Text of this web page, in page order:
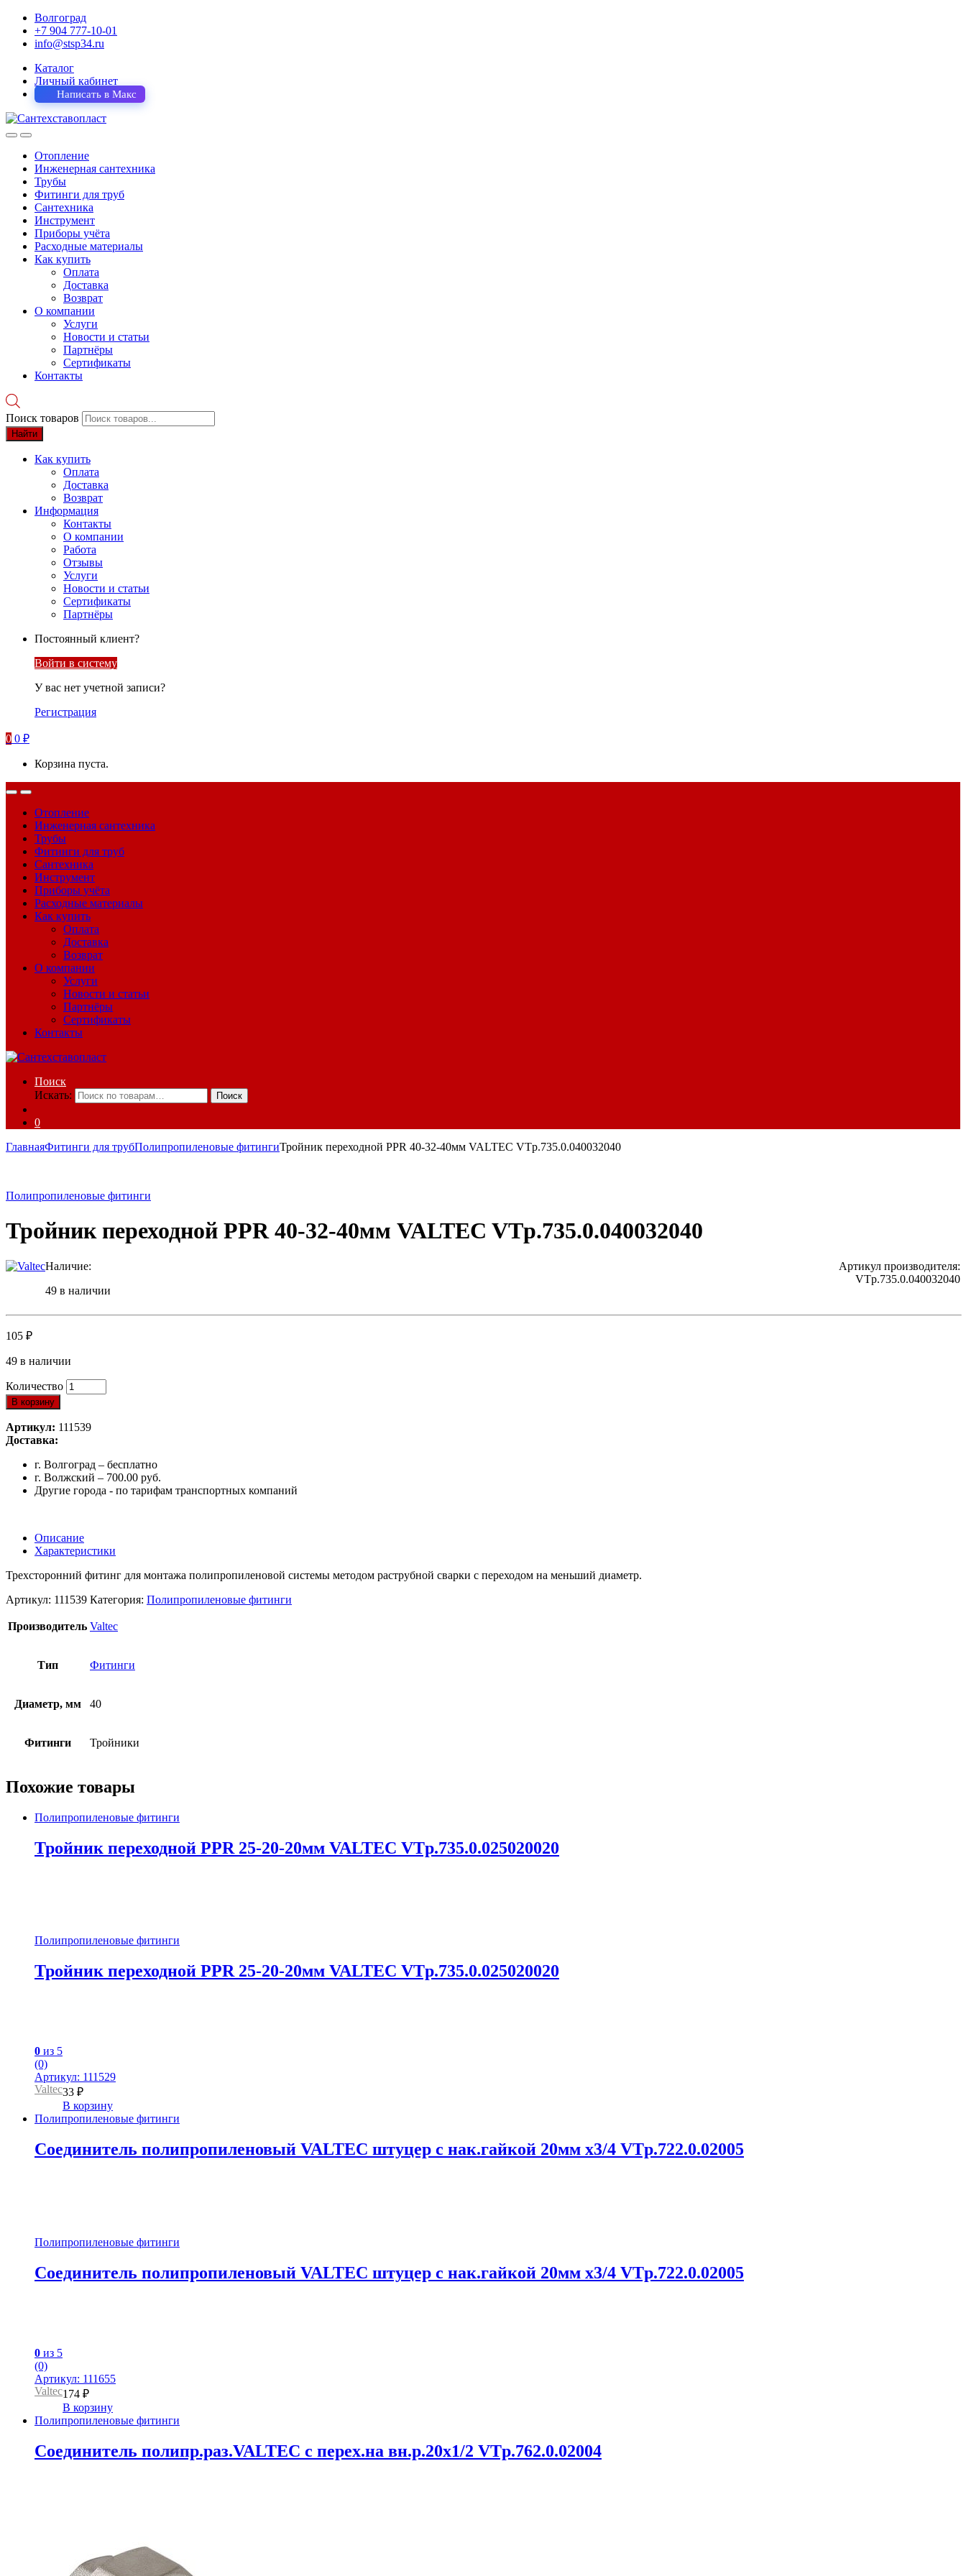
Волгоград
+7 904 777-10-01
info@stsp34.ru
Каталог
Личный кабинет
Написать в Макс
Отопление
Инженерная сантехника
Трубы
Фитинги для труб
Сантехника
Инструмент
Приборы учёта
Расходные материалы
Как купить
Оплата
Доставка
Возврат
О компании
Услуги
Новости и статьи
Партнёры
Сертификаты
Контакты
Поиск товаров
Найти
Как купить
Оплата
Доставка
Возврат
Информация
Контакты
О компании
Работа
Отзывы
Услуги
Новости и статьи
Сертификаты
Партнёры
Постоянный клиент?
Войти в систему
У вас нет учетной записи?
Регистрация
0 0 ₽
Корзина пуста.
Отопление
Инженерная сантехника
Трубы
Фитинги для труб
Сантехника
Инструмент
Приборы учёта
Расходные материалы
Как купить
Оплата
Доставка
Возврат
О компании
Услуги
Новости и статьи
Партнёры
Сертификаты
Контакты
Поиск
Искать:
Поиск
0
ГлавнаяФитинги для трубПолипропиленовые фитингиТройник переходной PPR 40-32-40мм VALTEC VTp.735.0.040032040
Полипропиленовые фитинги
Тройник переходной PPR 40-32-40мм VALTEC VTp.735.0.040032040
Наличие:
49 в наличии
Артикул производителя:
VTp.735.0.040032040
105 ₽
49 в наличии
Количество
В корзину
Артикул: 111539
Доставка:
г. Волгоград – бесплатно
г. Волжский – 700.00 руб.
Другие города - по тарифам транспортных компаний
Описание
Характеристики
Трехсторонний фитинг для монтажа полипропиленовой системы методом раструбной сварки с переходом на меньший диаметр.
Артикул: 111539 Категория: Полипропиленовые фитинги
Производитель Valtec
Тип Фитинги
Диаметр, мм 40
Фитинги Тройники
Похожие товары
Полипропиленовые фитинги
Тройник переходной PPR 25-20-20мм VALTEC VTp.735.0.025020020
Полипропиленовые фитинги
Тройник переходной PPR 25-20-20мм VALTEC VTp.735.0.025020020
0 из 5
(0)
Артикул: 111529
Valtec33 ₽
В корзину
Полипропиленовые фитинги
Соединитель полипропиленовый VALTEC штуцер с нак.гайкой 20мм х3/4 VTp.722.0.02005
Полипропиленовые фитинги
Соединитель полипропиленовый VALTEC штуцер с нак.гайкой 20мм х3/4 VTp.722.0.02005
0 из 5
(0)
Артикул: 111655
Valtec174 ₽
В корзину
Полипропиленовые фитинги
Соединитель полипр.раз.VALTEC с перех.на вн.р.20х1/2 VTp.762.0.02004